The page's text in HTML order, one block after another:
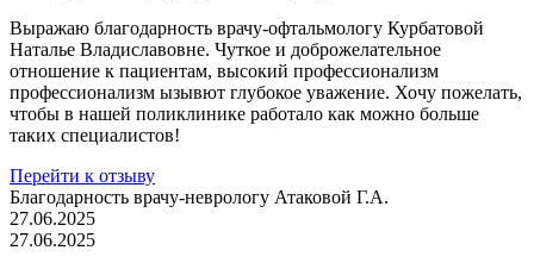
Выражаю благодарность врачу-офтальмологу Курбатовой
Наталье Владиславовне. Чуткое и доброжелательное
отношение к пациентам, высокий профессионализм
профессионализм ызывют глубокое уважение. Хочу пожелать,
чтобы в нашей поликлинике работало как можно больше
таких специалистов!
Перейти к отзыву
Благодарность врачу-неврологу Атаковой Г.А.
27.06.2025
27.06.2025